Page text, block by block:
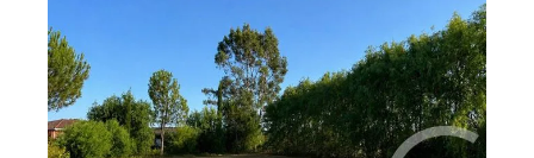
Ref : 1748
Terrain à vendre
110 000 €